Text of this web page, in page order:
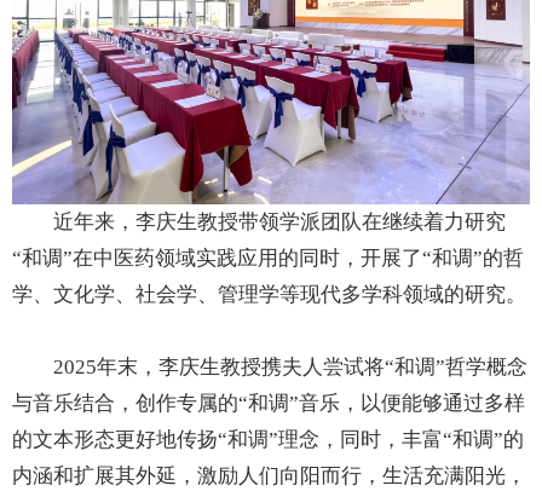
近年来，李庆生教授带领学派团队在继续着力研究
“和调”在中医药领域实践应用的同时，开展了“和调”的哲
学、文化学、社会学、管理学等现代多学科领域的研究。
2025年末，李庆生教授携夫人尝试将“和调”哲学概念
与音乐结合，创作专属的“和调”音乐，以便能够通过多样
的文本形态更好地传扬“和调”理念，同时，丰富“和调”的
内涵和扩展其外延，激励人们向阳而行，生活充满阳光，